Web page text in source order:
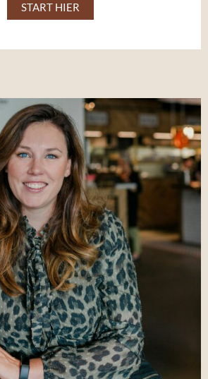
START HIER